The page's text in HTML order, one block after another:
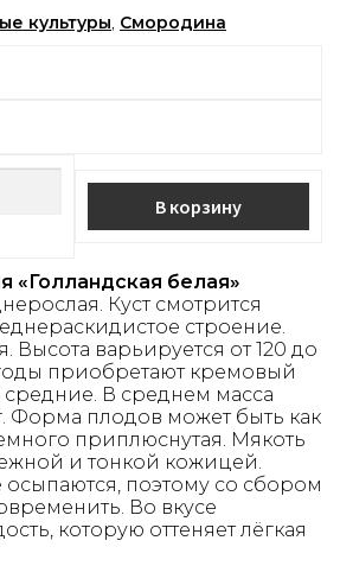
культуры, Смородина
В корзину
«Голландская белая»
Куст смотрится
строение.
Высота варьируется от 120 до
приобретают кремовый
средние. В среднем масса
Форма плодов может быть как
приплюснутая. Мякоть
и тонкой кожицей.
поэтому со сбором
Во вкусе
которую оттеняет лёгкая